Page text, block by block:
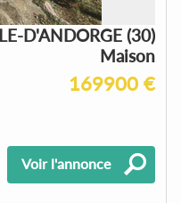
D'ANDORGE (30)
Maison
169900 €
Voir l'annonce